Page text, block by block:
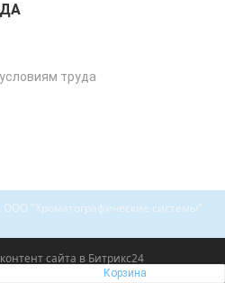
Корзина
труда
"Хроматографические системы".
cайта в Битрикс24